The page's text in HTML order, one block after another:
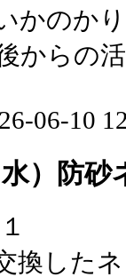
かのか
からの
06-10
）防
換した